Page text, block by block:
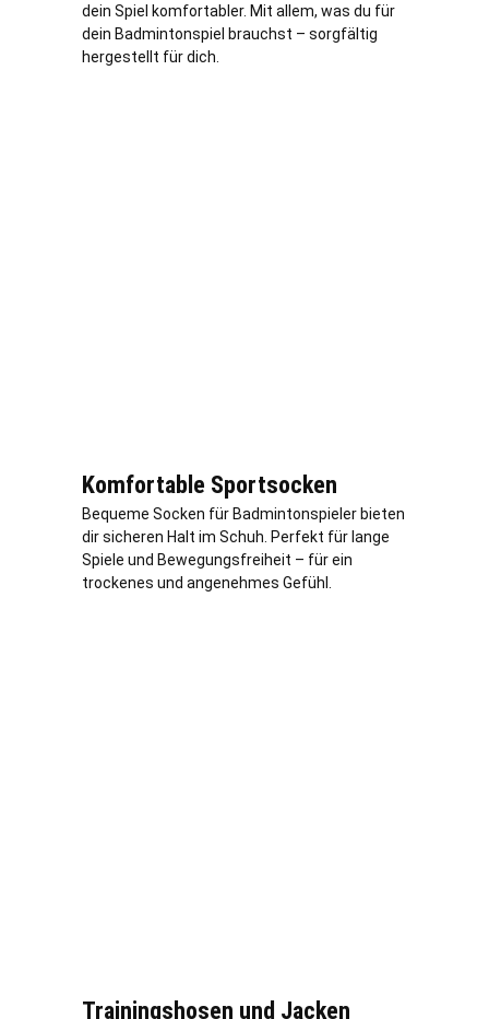
dein Spiel komfortabler. Mit allem, was du für
dein Badmintonspiel brauchst – sorgfältig
hergestellt für dich.
Komfortable Sportsocken
Bequeme Socken für Badmintonspieler bieten
dir sicheren Halt im Schuh. Perfekt für lange
Spiele und Bewegungsfreiheit – für ein
trockenes und angenehmes Gefühl.
Trainingshosen und Jacken